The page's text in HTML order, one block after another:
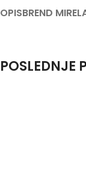
OPISBREND
POSLEDNJE